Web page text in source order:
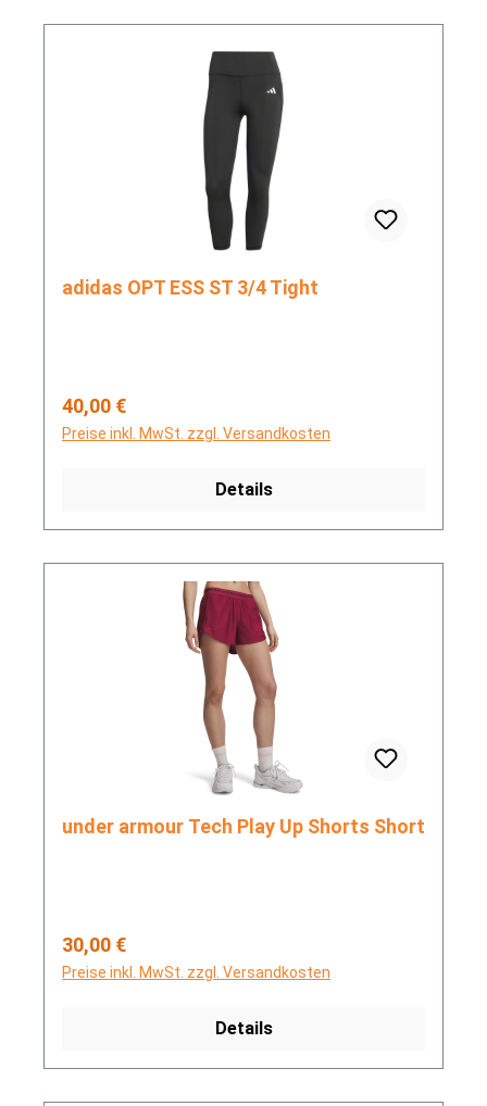
adidas OPT ESS ST 3/4 Tight
Regulärer Preis:
40,00 €
Preise inkl. MwSt. zzgl. Versandkosten
Details
under armour Tech Play Up Shorts Short
Regulärer Preis:
30,00 €
Preise inkl. MwSt. zzgl. Versandkosten
Details